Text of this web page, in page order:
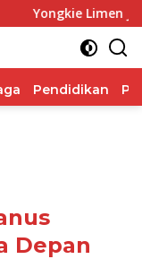
Janji
Pendidikan
Depan